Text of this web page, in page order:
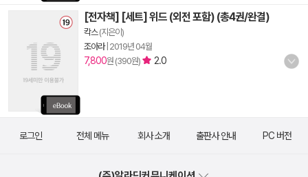
[전자책] [세트] 위드 (외전 포함) (총4권/완결)
칵스(지은이)
조아라| 2019년 04월
7,800원 (390원) 2.0
로그인 전체 메뉴 회사 소개 출판사 안내 PC 버전